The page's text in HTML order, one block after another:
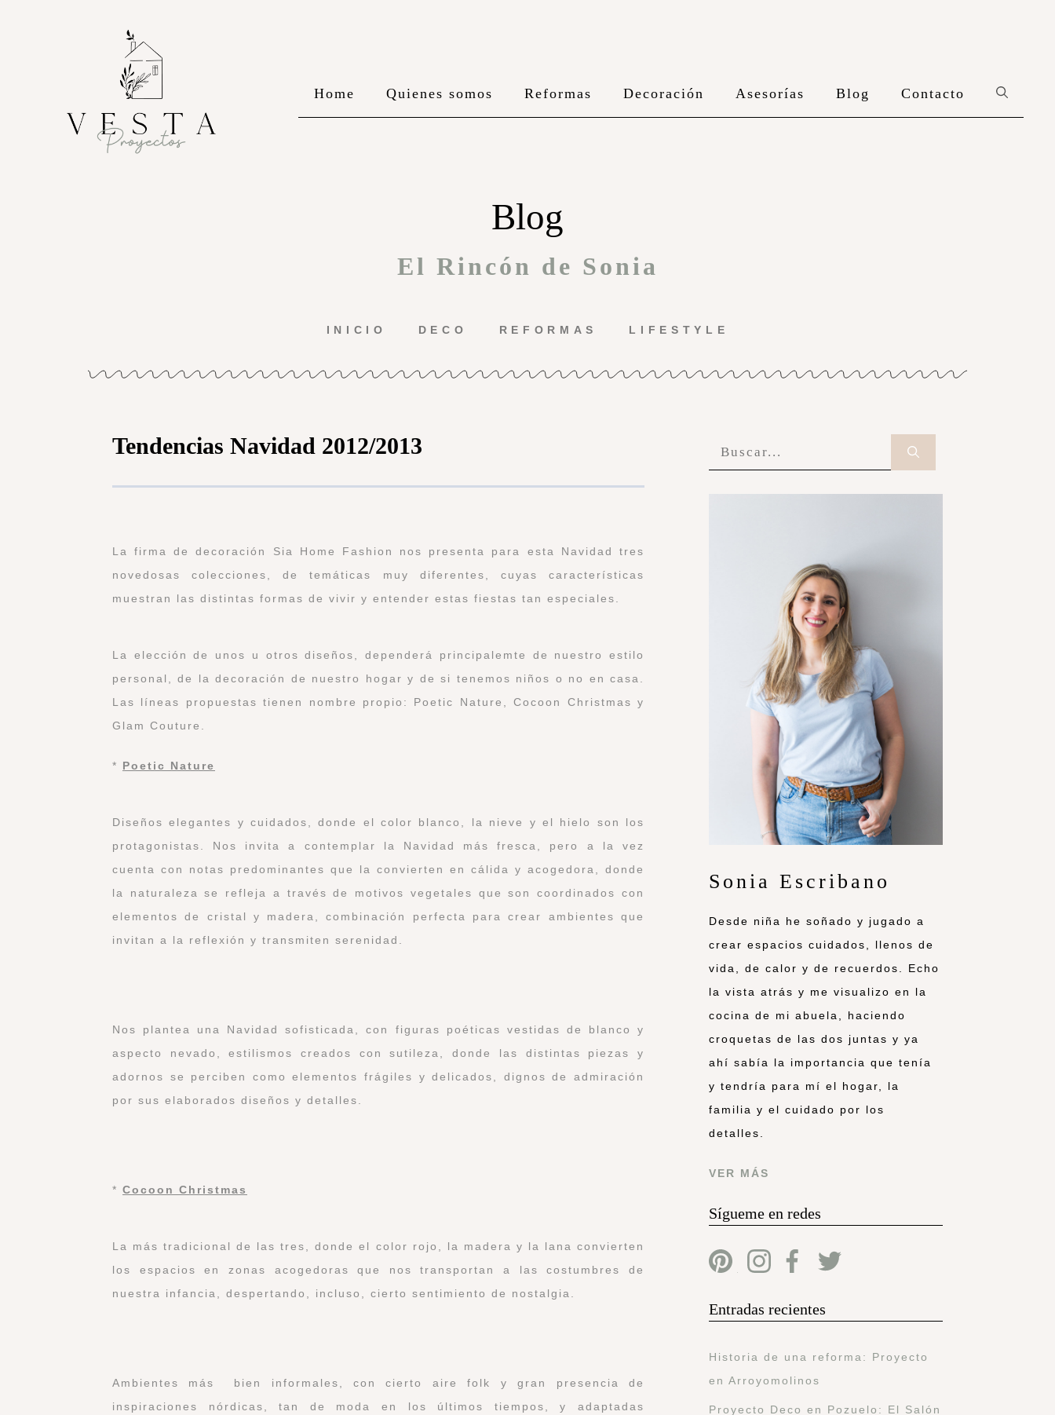
Home Quienes somos Reformas Decoración Asesorías Blog Contacto
Blog
El Rincón de Sonia
INICIO DECO REFORMAS LIFESTYLE
Tendencias Navidad 2012/2013
La firma de decoración Sia Home Fashion nos presenta para esta Navidad tres
novedosas colecciones, de temáticas muy diferentes, cuyas características
muestran las distintas formas de vivir y entender estas fiestas tan especiales.
La elección de unos u otros diseños, dependerá principalemte de nuestro estilo
personal, de la decoración de nuestro hogar y de si tenemos niños o no en casa.
Las líneas propuestas tienen nombre propio: Poetic Nature, Cocoon Christmas y
Glam Couture.
* Poetic Nature
Diseños elegantes y cuidados, donde el color blanco, la nieve y el hielo son los
protagonistas. Nos invita a contemplar la Navidad más fresca, pero a la vez
cuenta con notas predominantes que la convierten en cálida y acogedora, donde
la naturaleza se refleja a través de motivos vegetales que son coordinados con
elementos de cristal y madera, combinación perfecta para crear ambientes que
invitan a la reflexión y transmiten serenidad.
Nos plantea una Navidad sofisticada, con figuras poéticas vestidas de blanco y
aspecto nevado, estilismos creados con sutileza, donde las distintas piezas y
adornos se perciben como elementos frágiles y delicados, dignos de admiración
por sus elaborados diseños y detalles.
* Cocoon Christmas
La más tradicional de las tres, donde el color rojo, la madera y la lana convierten
los espacios en zonas acogedoras que nos transportan a las costumbres de
nuestra infancia, despertando, incluso, cierto sentimiento de nostalgia.
Ambientes más bien informales, con cierto aire folk y gran presencia de
inspiraciones nórdicas, tan de moda en los últimos tiempos, y adaptadas
Sonia Escribano
Desde niña he soñado y jugado a
crear espacios cuidados, llenos de
vida, de calor y de recuerdos. Echo
la vista atrás y me visualizo en la
cocina de mi abuela, haciendo
croquetas de las dos juntas y ya
ahí sabía la importancia que tenía
y tendría para mí el hogar, la
familia y el cuidado por los
detalles.
VER MÁS
Sígueme en redes
Entradas recientes
Historia de una reforma: Proyecto
en Arroyomolinos
Proyecto Deco en Pozuelo: El Salón